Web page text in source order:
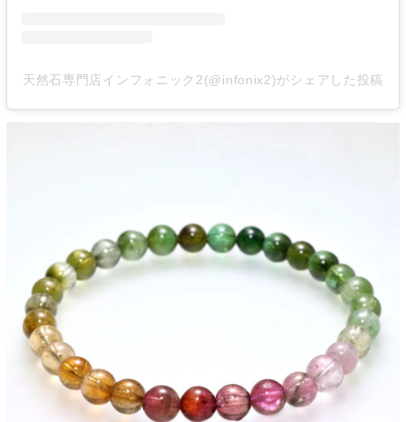
天然石専門店インフォニック2(@infonix2)がシェアした投稿